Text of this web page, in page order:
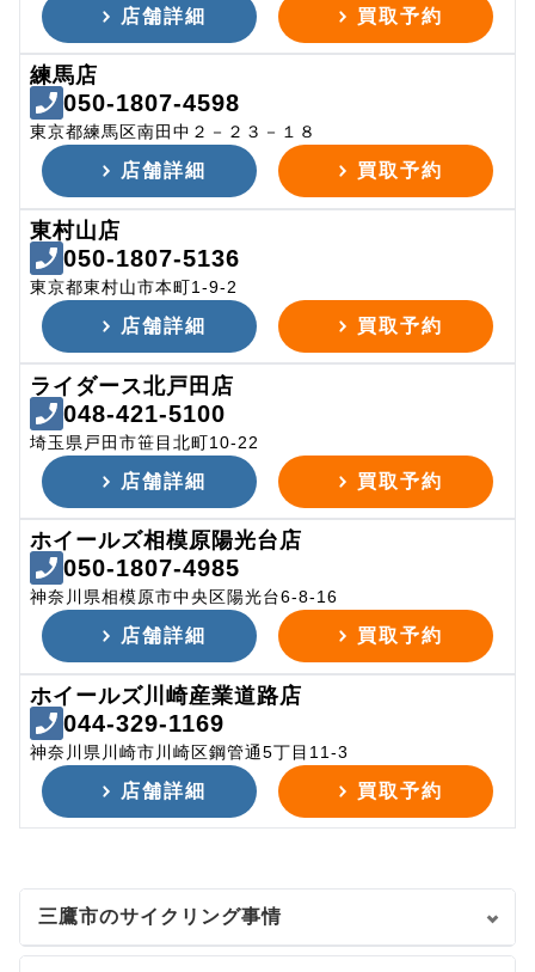
店舗詳細 買取予約
練馬店
050-1807-4598
東京都練馬区南田中２－２３－１８
店舗詳細 買取予約
東村山店
050-1807-5136
東京都東村山市本町1-9-2
店舗詳細 買取予約
ライダース北戸田店
048-421-5100
埼玉県戸田市笹目北町10-22
店舗詳細 買取予約
ホイールズ相模原陽光台店
050-1807-4985
神奈川県相模原市中央区陽光台6-8-16
店舗詳細 買取予約
ホイールズ川崎産業道路店
044-329-1169
神奈川県川崎市川崎区鋼管通5丁目11-3
店舗詳細 買取予約
三鷹市のサイクリング事情